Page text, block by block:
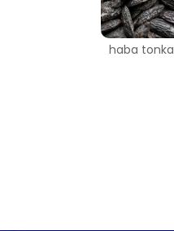
haba tonka